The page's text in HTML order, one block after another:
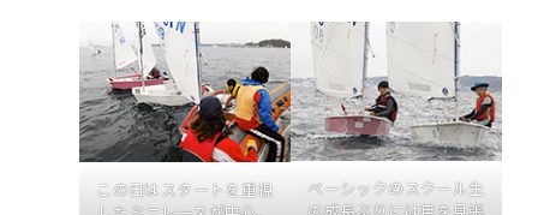
この日はスタートを重視
ベーシックのスクール生